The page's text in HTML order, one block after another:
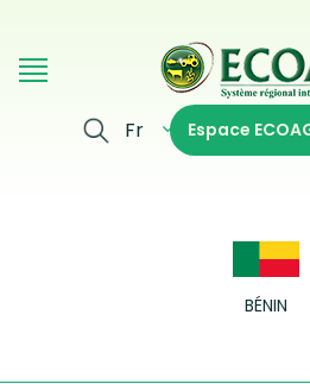
Fr Espace
BÉNIN